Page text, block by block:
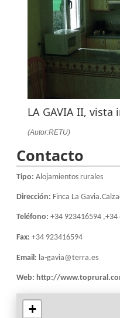
LA GAVIA II, vista
(Autor:RETU)
Contacto
Tipo:Alojamientos rurales
Dirección: Finca La
Teléfono:+34 923416594 ,+34
Fax:+34 923416594
Email: la-gavia@terra.es
Web: http://
+